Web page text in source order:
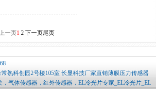
一页1 2 下一页尾页
熟科创园2号楼105室 长显科技厂家直销薄膜压力传感器
气体传感器，红外传感器，EL冷光片专家_EL冷光片_EL